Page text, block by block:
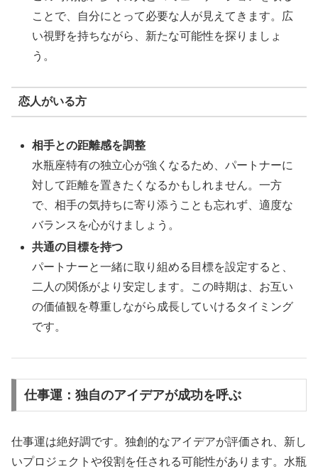
ことで、自分にとって必要な人が見えてきます。広
い視野を持ちながら、新たな可能性を探りましょ
う。
恋人がいる方
相手との距離感を調整
水瓶座特有の独立心が強くなるため、パートナーに
対して距離を置きたくなるかもしれません。一方
で、相手の気持ちに寄り添うことも忘れず、適度な
バランスを心がけましょう。
共通の目標を持つ
パートナーと一緒に取り組める目標を設定すると、
二人の関係がより安定します。この時期は、お互い
の価値観を尊重しながら成長していけるタイミング
です。
仕事運：独自のアイデアが成功を呼ぶ
仕事運は絶好調です。独創的なアイデアが評価され、新し
いプロジェクトや役割を任される可能性があります。水瓶